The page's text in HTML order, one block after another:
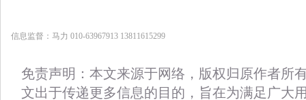
信息监督：马力 010-63967913 13811615299
免责声明：本文来源于网络，版权归原作者所
文出于传递更多信息的目的，旨在为满足广大